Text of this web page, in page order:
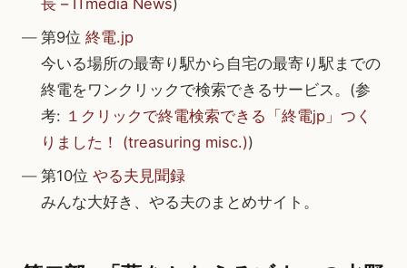
第9位終電.jp
今いる場所の最寄り駅から自宅の最寄り駅までの
終電をワンクリックで検索できるサービス。(参
考: １クリックで終電検索できる「終電jp」つく
りました！ (treasuring misc.))
第10位やる夫見聞録
みんな大好き、やる夫のまとめサイト。